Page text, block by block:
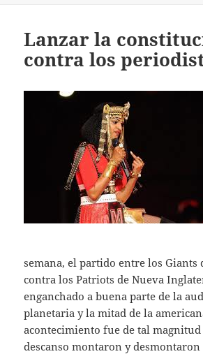
Lanzar la
contra los
semana, el partido entre los Giants
contra los Patriots de Nueva
enganchado a buena parte de la
planetaria y la mitad de la
acontecimiento fue de tal magnitud
descanso montaron y